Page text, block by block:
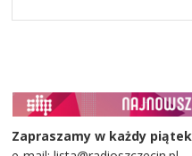
Zapraszamy w każdy piątek